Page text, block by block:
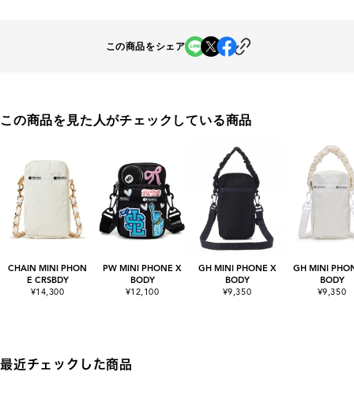
この商品をシェア
この商品を見た人がチェックしている商品
CHAIN MINI PHON
E CRSBDY
¥14,300
PW MINI PHONE X
BODY
¥12,100
GH MINI PHONE X
BODY
¥9,350
GH MINI
BODY
¥9,350
最近チェックした商品